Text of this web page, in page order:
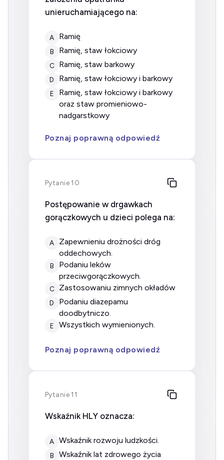
unieruchamiającego na:
A ramię
B ramię, staw łokciowy
C ramię, staw barkowy
D ramię, staw łokciowy i barkowy
E
ramię, staw łokciowy i barkowy
oraz staw promieniowo-
nadgarstkowy
Poznaj poprawną odpowiedź
Pytanie 10
Postępowanie w drgawkach
gorączkowych u dzieci polega na:
A
zapewnieniu drożności dróg
oddechowych.
B
podaniu leków
przeciwgorączkowych.
C zastosowaniu zimnych okładów
D
podaniu diazepamu
doodbytniczo.
E wszystkich wymienionych.
Poznaj poprawną odpowiedź
Pytanie 11
Wskaźnik HLY oznacza:
A wskaźnik rozwoju ludzkości.
B Wskaźnik lat zdrowego życia